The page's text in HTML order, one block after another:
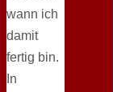
wann ich
damit
fertig bin.
In